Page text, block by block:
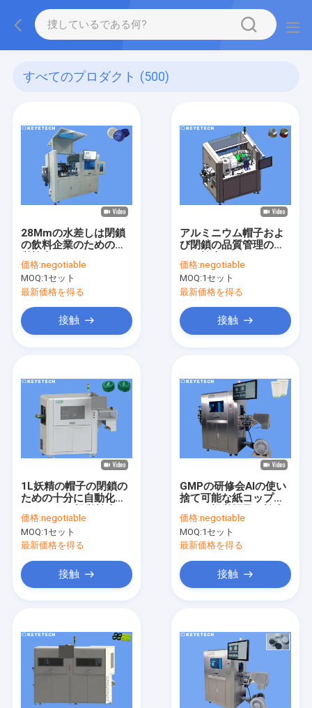
すべてのプロダクト (500)
28Mmの水差しは閉鎖
の飲料企業のための視
う
価格:negotiable
MOQ:1セット
最新価格を得る
接触
アルミニウム帽子およ
び閉鎖の品質管理のた
価格:negotiable
MOQ:1セット
最新価格を得る
接触
1L妖精の帽子の閉鎖の
ための十分に自動化さ
ステム
価格:negotiable
MOQ:1セット
最新価格を得る
接触
GMPの研修会AIの使い
捨て可能な紙コップの
システム
価格:negotiable
MOQ:1セット
最新価格を得る
接触